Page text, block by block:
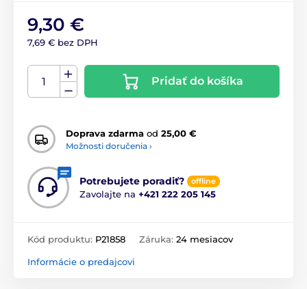
9,30 €
7,69 € bez DPH
Pridať do košíka
Doprava zdarma od 25,00 €
Možnosti doručenia ›
Potrebujete poradiť? offline
Zavolajte na +421 222 205 145
Kód produktu: P21858 Záruka: 24 mesiacov
Informácie o predajcovi